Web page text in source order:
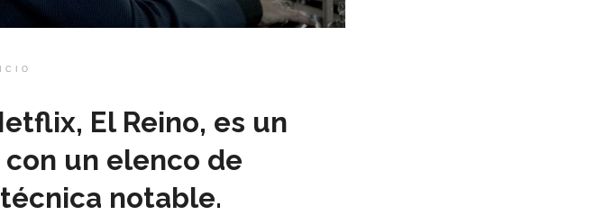
El Reino, es un
un elenco de
notable.